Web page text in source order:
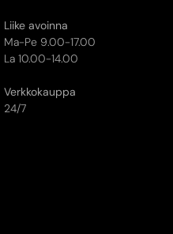
Liike avoinna
Ma-Pe 9.00-17.00
La 10.00-14.00
Verkkokauppa
24/7